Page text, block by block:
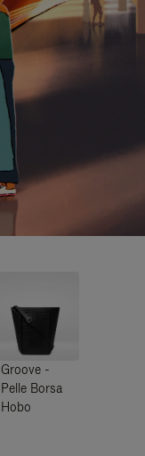
Groove -
Pelle Borsa
Hobo